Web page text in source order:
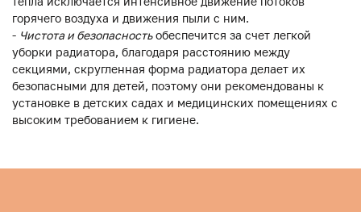
горячего воздуха и движения пыли с ним.
- Чистота и безопасностьобеспечится за счет легкой
уборки радиатора, благодаря расстоянию между
секциями, скругленная форма радиатора делает их
безопасными для детей, поэтому они рекомендованы к
установке в детских садах и медицинских помещениях с
высоким требованием к гигиене.